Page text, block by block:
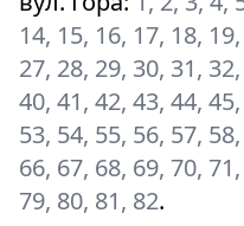
14, 15, 16, 17, 18,
27, 28, 29, 30, 31,
40, 41, 42, 43, 44,
53, 54, 55, 56, 57,
66, 67, 68, 69, 70,
79, 80, 81, 82.